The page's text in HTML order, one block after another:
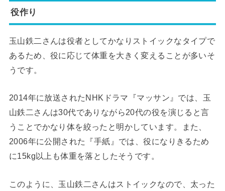
役作り
玉山鉄二さんは役者としてかなりストイックなタイプで
あるため、役に応じて体重を大きく変えることが多いそ
うです。
2014年に放送されたNHKドラマ『マッサン』では、玉
山鉄二さんは30代でありながら20代の役を演じると言
うことでかなり体を絞ったと明かしています。また、
2006年に公開された『手紙』では、役になりきるため
に15kg以上も体重を落としたそうです。
このように、玉山鉄二さんはストイックなので、太った